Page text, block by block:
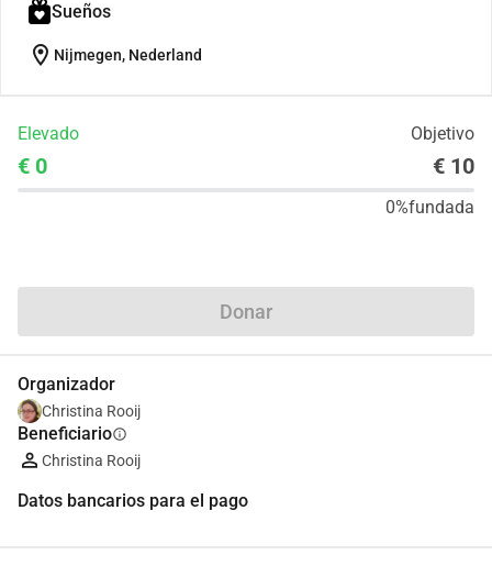
Sueños
location_on Nijmegen, Nederland
Elevado Objetivo
€ 0 € 10
0%fundada
Donar
Organizador
Christina Rooij
Beneficiarioinfo
Christina Rooij
Datos bancarios para el pago